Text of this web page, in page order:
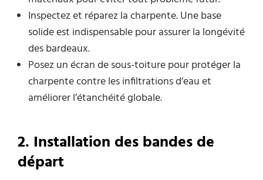
Inspectez et réparez la charpente.Une base
solide est indispensable pour assurer la longévité
des bardeaux.
Posez un écran de sous-toiture pour protéger la
charpente contre les infiltrations d’eau et
améliorer l’étanchéité globale.
2. Installation des bandes de
départ